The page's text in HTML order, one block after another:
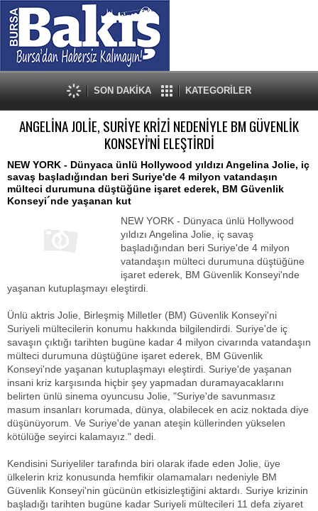
SON DAKİKA KATEGORİLER
ANGELİNA JOLİE, SURİYE KRİZİ NEDENİYLE BM GÜVENLİK
KONSEYİ'Nİ ELEŞTİRDİ
NEW YORK - Dünyaca ünlü Hollywood yıldızı Angelina Jolie, iç
savaş başladığından beri Suriye'de 4 milyon vatandaşın
mülteci durumuna düştüğüne işaret ederek, BM Güvenlik
Konseyi´nde yaşanan kut
NEW YORK - Dünyaca ünlü Hollywood
yıldızı Angelina Jolie, iç savaş
başladığından beri Suriye'de 4 milyon
vatandaşın mülteci durumuna düştüğüne
işaret ederek, BM Güvenlik Konseyi'nde
yaşanan kutuplaşmayı eleştirdi.
Ünlü aktris Jolie, Birleşmiş Milletler (BM) Güvenlik Konseyi'ni
Suriyeli mültecilerin konumu hakkında bilgilendirdi. Suriye'de iç
savaşın çıktığı tarihten bugüne kadar 4 milyon civarında vatandaşın
mülteci durumuna düştüğüne işaret ederek, BM Güvenlik
Konseyi'nde yaşanan kutuplaşmayı eleştirdi. Suriye'de yaşanan
insani kriz karşısında hiçbir şey yapmadan duramayacaklarını
belirten ünlü sinema oyuncusu Jolie, "Suriye'de savunmasız
masum insanları korumada, dünya, olabilecek en aciz noktada diye
düşünüyorum. Ve Suriye'de yanan ateşin küllerinden yükselen
kötülüğe seyirci kalamayız." dedi.
Kendisini Suriyeliler tarafında biri olarak ifade eden Jolie, üye
ülkelerin kriz konusunda hemfikir olamamaları nedeniyle BM
Güvenlik Konseyi'nin gücünün etkisizleştiğini aktardı. Suriye krizinin
başladığı tarihten bugüne kadar Suriyeli mültecileri 11 defa ziyaret